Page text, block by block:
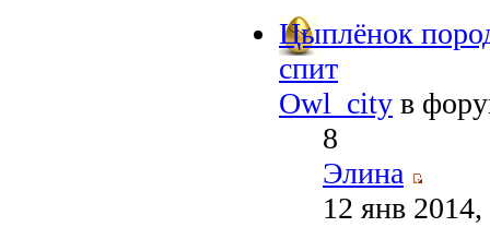
Цыплёнок
спит
Owl_city в
8
Элина
12 янв